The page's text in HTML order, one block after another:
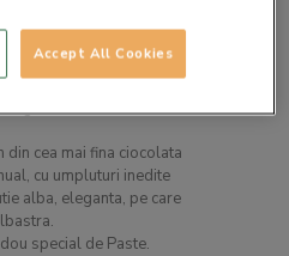
cu delicatetea
cea mai fina ciocolata
cu umpluturi inedite
alba, eleganta, pe care
special de Paste.
Accept All Cookies